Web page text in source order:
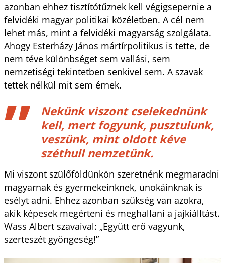
azonban ehhez tisztítótűznek kell végigsepernie a
felvidéki magyar politikai közéletben. A cél nem
lehet más, mint a felvidéki magyarság szolgálata.
Ahogy Esterházy János mártírpolitikus is tette, de
nem téve különbséget sem vallási, sem
nemzetiségi tekintetben senkivel sem. A szavak
tettek nélkül mit sem érnek.
Nekünk viszont cselekednünk
kell, mert fogyunk, pusztulunk,
veszünk, mint oldott kéve
széthull nemzetünk.
Mi viszont szülőföldünkön szeretnénk megmaradni
magyarnak és gyermekeinknek, unokáinknak is
esélyt adni. Ehhez azonban szükség van azokra,
akik képesek megérteni és meghallani a jajkiálltást.
Wass Albert szavaival: „Együtt erő vagyunk,
szerteszét gyöngeség!”